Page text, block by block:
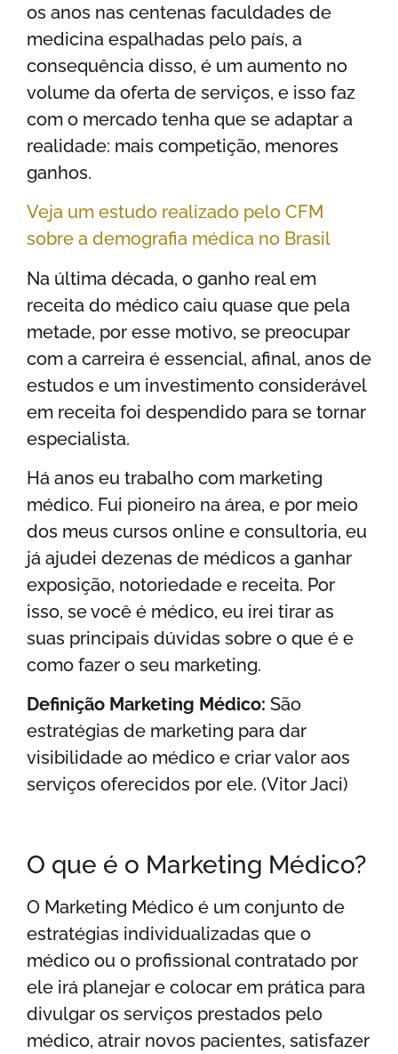
os anos nas centenas faculdades de
medicina espalhadas pelo país, a
consequência disso, é um aumento no
volume da oferta de serviços, e isso faz
com o mercado tenha que se adaptar a
realidade: mais competição, menores
ganhos.
Veja um estudo realizado pelo CFM
sobre a demografia médica no Brasil
Na última década, o ganho real em
receita do médico caiu quase que pela
metade, por esse motivo, se preocupar
com a carreira é essencial, afinal, anos de
estudos e um investimento considerável
em receita foi despendido para se tornar
especialista.
Há anos eu trabalho com marketing
médico. Fui pioneiro na área, e por meio
dos meus cursos online e consultoria, eu
já ajudei dezenas de médicos a ganhar
exposição, notoriedade e receita. Por
isso, se você é médico, eu irei tirar as
suas principais dúvidas sobre o que é e
como fazer o seu marketing.
Definição Marketing Médico: São
estratégias de marketing para dar
visibilidade ao médico e criar valor aos
serviços oferecidos por ele. (Vitor Jaci)
O que é o Marketing Médico?
O Marketing Médico é um conjunto de
estratégias individualizadas que o
médico ou o profissional contratado por
ele irá planejar e colocar em prática para
divulgar os serviços prestados pelo
médico, atrair novos pacientes, satisfazer